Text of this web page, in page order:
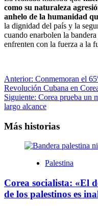
como su naturaleza
anhelo de la humanidad
la dignidad del país y la
cuando enarbolen la
enfrenten con la fuerza a la
Navegación
de
entradas
Anterior: Conmemoran el
Revolución Cubana en
Siguiente: Corea prueba un
largo alcance
Más historias
Palestina
Corea socialista: «El
de los palestinos es